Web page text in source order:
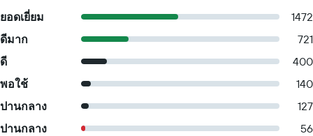
ยอดเยี่ยม
1472
ดีมาก
721
ดี
400
พอใช้
140
ปานกลาง
127
ปานกลาง
56